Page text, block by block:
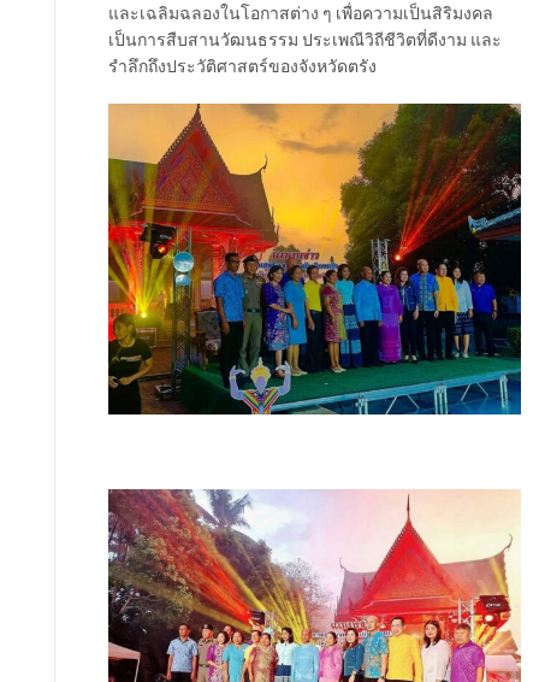
และเฉลิมฉลองในโอกาสต่าง ๆ เพื่อความเป็นสิริมงคล
เป็นการสืบสานวัฒนธรรม ประเพณีวิถีชีวิตที่ดีงาม และ
รำลึกถึงประวัติศาสตร์ของจังหวัดตรัง